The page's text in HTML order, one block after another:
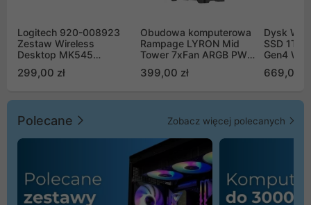
Logitech 920-008923
Zestaw Wireless
Desktop MK545
299,00 zł
Obudowa komputerowa
Rampage LYRON Mid
Tower 7xFan ARGB PWM
399,00 zł
Dysk WD
SSD 1TB
Gen4
669,00
Polecane Zobacz więcej polecanych